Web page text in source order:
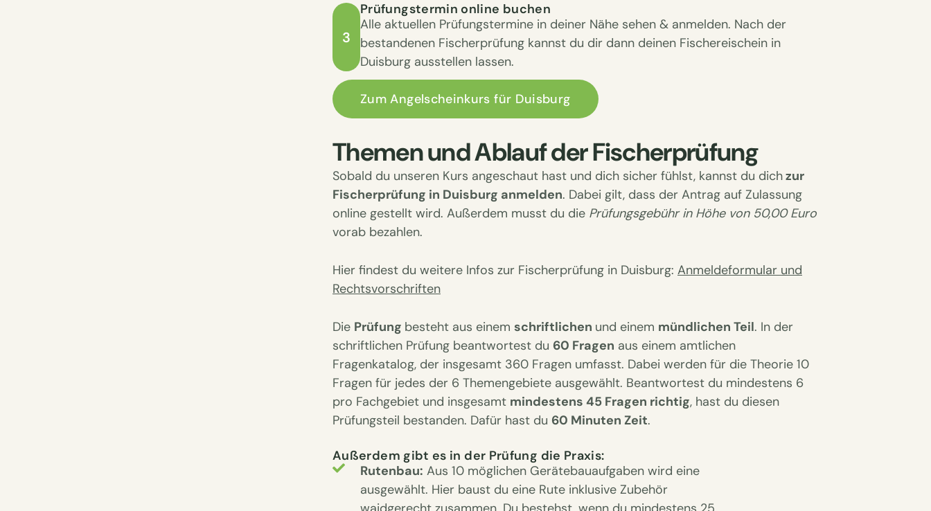
3
Prüfungstermin online buchen
Alle aktuellen Prüfungstermine in deiner Nähe sehen & anmelden. Nach der
bestandenen Fischerprüfung kannst du dir dann deinen Fischereischein in
Duisburg ausstellen lassen.
Zum Angelscheinkurs für Duisburg
Themen und Ablauf der Fischerprüfung
Sobald du unseren Kurs angeschaut hast und dich sicher fühlst, kannst du dichzur
Fischerprüfung in Duisburg anmelden. Dabei gilt, dass der Antrag auf Zulassung
online gestellt wird. Außerdem musst du die Prüfungsgebühr in Höhe von 50,00 Euro
vorab bezahlen.
Hier findest du weitere Infos zur Fischerprüfung in Duisburg: Anmeldeformular und
Rechtsvorschriften
Die Prüfung besteht aus einem schriftlichen und einem mündlichen Teil. In der
schriftlichen Prüfung beantwortest du 60 Fragen aus einem amtlichen
Fragenkatalog, der insgesamt 360 Fragen umfasst. Dabei werden für die Theorie 10
Fragen für jedes der 6 Themengebiete ausgewählt. Beantwortest du mindestens 6
pro Fachgebiet und insgesamt mindestens 45 Fragen richtig, hast du diesen
Prüfungsteil bestanden. Dafür hast du 60 Minuten Zeit.
Außerdem gibt es in der Prüfung die Praxis:
Rutenbau: Aus 10 möglichen Gerätebauaufgaben wird eine
ausgewählt. Hier baust du eine Rute inklusive Zubehör